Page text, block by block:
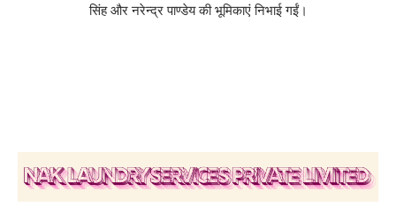
सिंह और नरेन्द्र पाण्डेय की भूमिकाएं निभाई गईं।